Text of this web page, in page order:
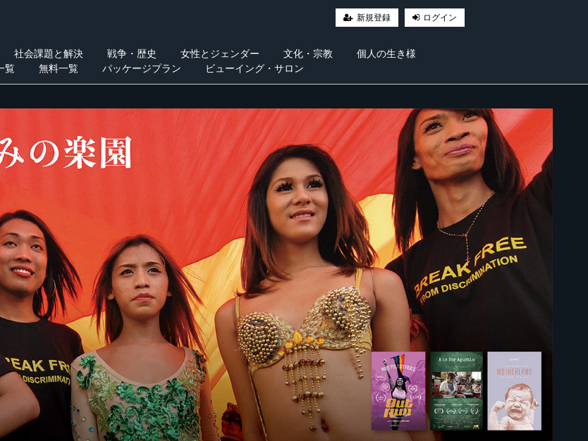
新規登録 ログイン
社会課題と解決 戦争・歴史 女性とジェンダー 文化・宗教
個人の生き様
覧 無料一覧 パッケージプラン ビューイング・サロン